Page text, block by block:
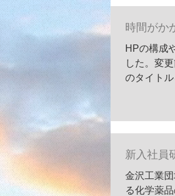
時間がか
HPの構成
した。変
のタイトル
新入社員
金沢工業団
る化学薬